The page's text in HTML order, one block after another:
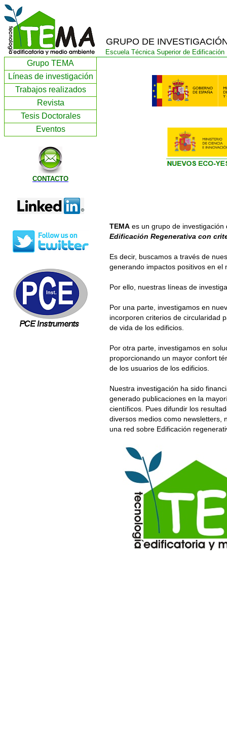
GRUPO DE
Escuela Técnica Superior de
Grupo TEMA
TEMA es un grupo de
Edificación Regenerativa con
Es decir, buscamos a través de
generando impactos positivos en el
Por ello, nuestras líneas de
Por una parte, investigamos en
incorporen criterios de circularidad
de vida de los edificios.
Por otra parte, investigamos en
proporcionando un mayor confort
de los usuarios de los edificios.
Nuestra investigación ha sido
generado publicaciones en la
científicos. Pues difundir los
diversos medios como newsletters,
una red sobre Edificación
Líneas de investigación
Trabajos realizados
Revista
Tesis Doctorales
Eventos
CONTACTO